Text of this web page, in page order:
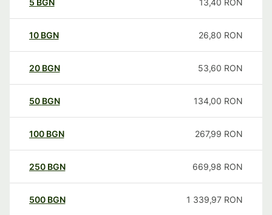
5 BGN 13,40 RON
10 BGN 26,80 RON
20 BGN 53,60 RON
50 BGN 134,00 RON
100 BGN 267,99 RON
250 BGN 669,98 RON
500 BGN 1 339,97 RON